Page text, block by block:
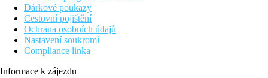
Dárkové poukazy
Cestovní pojištění
Ochrana osobních údajů
Nastavení soukromí
Compliance linka
Informace k zájezdu